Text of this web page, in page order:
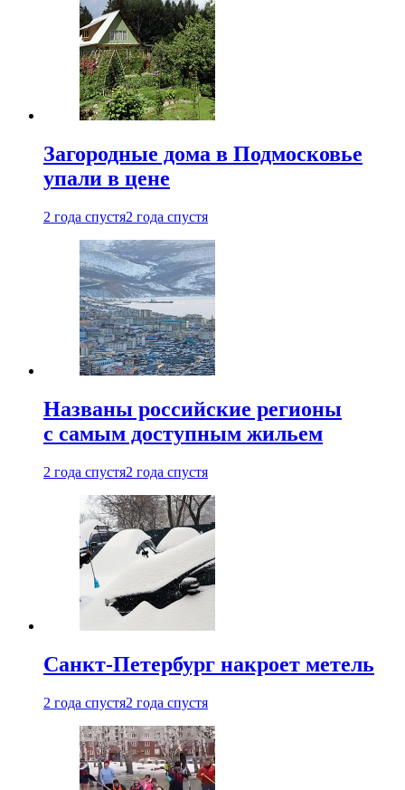
Загородные дома в Подмосковье
упали в цене
2 года спустя2 года спустя
Названы российские регионы
с самым доступным жильем
2 года спустя2 года спустя
Санкт-Петербург накроет метель
2 года спустя2 года спустя